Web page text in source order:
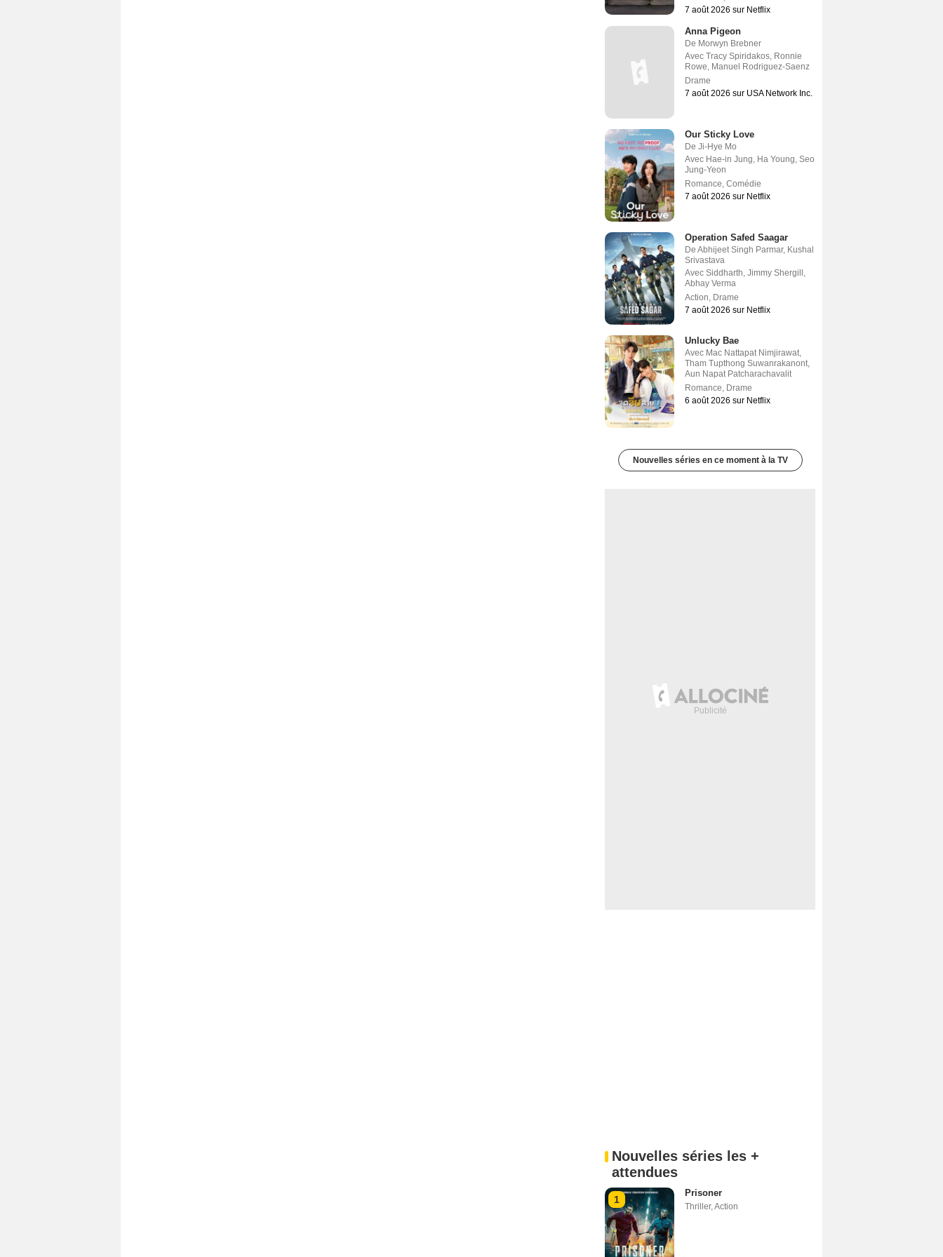
7 août 2026 sur Netflix
Anna Pigeon
De Morwyn Brebner
Avec Tracy Spiridakos, Ronnie
Rowe, Manuel Rodriguez-Saenz
Drame
7 août 2026 sur USA Network Inc.
Our Sticky Love
De Ji-Hye Mo
Avec Hae-in Jung, Ha Young, Seo
Jung-Yeon
Romance, Comédie
7 août 2026 sur Netflix
Operation Safed Saagar
De Abhijeet Singh Parmar, Kushal
Srivastava
Avec Siddharth, Jimmy Shergill ,
Abhay Verma
Action, Drame
7 août 2026 sur Netflix
Unlucky Bae
Avec Mac Nattapat Nimjirawat,
Tham Tupthong Suwanrakanont,
Aun Napat Patcharachavalit
Romance, Drame
6 août 2026 sur Netflix
Nouvelles séries en ce moment à la TV
Nouvelles séries les +
attendues
1
Prisoner
Thriller,Action